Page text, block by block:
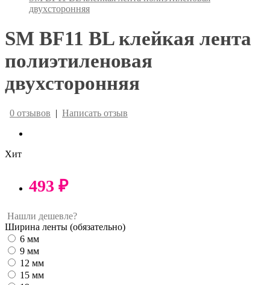
двухсторонняя
SM BF11 BL клейкая лента
полиэтиленовая
двухсторонняя
0 отзывов | Написать отзыв
Хит
493 ₽
Нашли дешевле?
Ширина ленты (обязательно)
6 мм
9 мм
12 мм
15 мм